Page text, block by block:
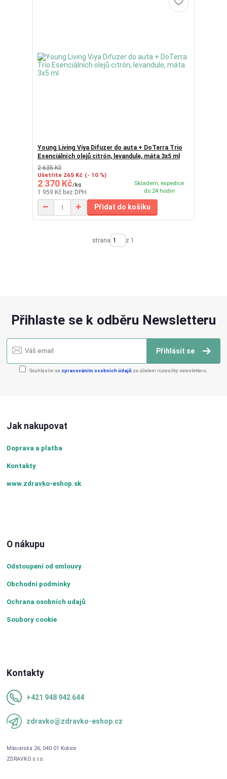
Young Living Viya Difuzer do auta + DoTerra Trio
Esenciálních olejů citrón, levandule, máta 3x5 ml
2 635 Kč
Ušetříte 265 Kč (- 10 %)
2 370 Kč/ks
1 959 Kč bez DPH
Skladem, expedice
do 24 hodin
Přidat do košíku
strana z 1
Přihlaste se k odběru Newsletteru
Přihlásit se
Souhlasím se zpracováním osobních údajů za účelem rozesílky newsletteru.
Jak nakupovat
Doprava a platba
Kontakty
www.zdravko-eshop.sk
O nákupu
Odstoupení od smlouvy
Obchodní podmínky
Ochrana osobních udajů
Soubory cookie
Kontakty
+421 948 942 644
zdravko@zdravko-eshop.cz